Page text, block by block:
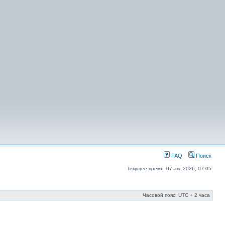
FAQ Поиск
Текущее время: 07 авг 2026, 07:05
Часовой пояс: UTC + 2 часа